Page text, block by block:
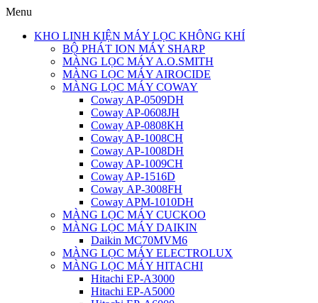
Menu
KHO LINH KIỆN MÁY LỌC KHÔNG KHÍ
BỘ PHÁT ION MÁY SHARP
MÀNG LỌC MÁY A.O.SMITH
MÀNG LỌC MÁY AIROCIDE
MÀNG LỌC MÁY COWAY
Coway AP-0509DH
Coway AP-0608JH
Coway AP-0808KH
Coway AP-1008CH
Coway AP-1008DH
Coway AP-1009CH
Coway AP-1516D
Coway AP-3008FH
Coway APM-1010DH
MÀNG LỌC MÁY CUCKOO
MÀNG LỌC MÁY DAIKIN
Daikin MC70MVM6
MÀNG LỌC MÁY ELECTROLUX
MÀNG LỌC MÁY HITACHI
Hitachi EP-A3000
Hitachi EP-A5000